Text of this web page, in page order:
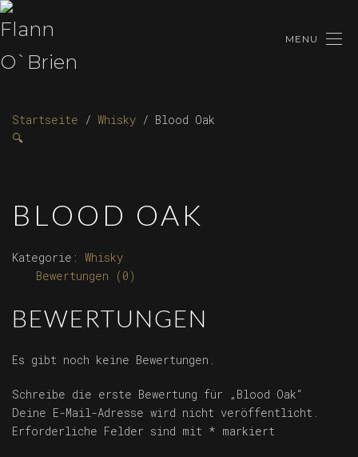
MENU
Startseite / Whisky / Blood Oak
🔍
BLOOD OAK
Kategorie: Whisky
Bewertungen (0)
BEWERTUNGEN
Es gibt noch keine Bewertungen.
Schreibe die erste Bewertung für „Blood Oak“
Deine E-Mail-Adresse wird nicht veröffentlicht.
Erforderliche Felder sind mit * markiert